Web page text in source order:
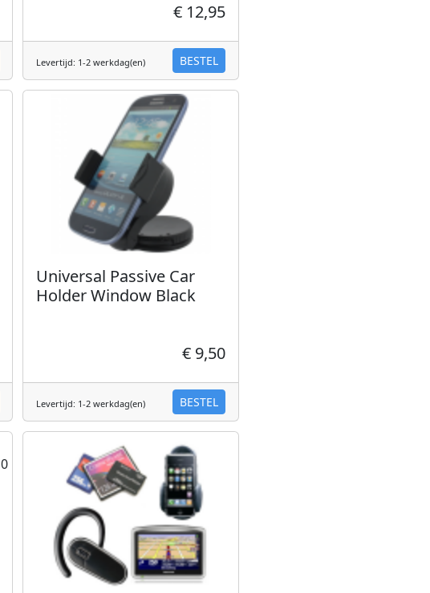
€ 12,95
Levertijd: 1-2 werkdag(en) BESTEL
Universal Passive Car
Holder Window Black
€ 9,50
Levertijd: 1-2 werkdag(en) BESTEL